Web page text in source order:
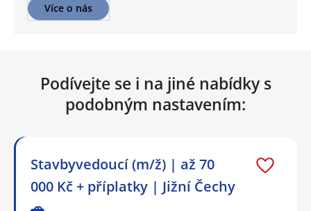
Více o nás
Podívejte se i na jiné nabídky s
podobným nastavením:
Stavbyvedoucí (m/ž) | až 70
000 Kč + příplatky | Jižní Čechy